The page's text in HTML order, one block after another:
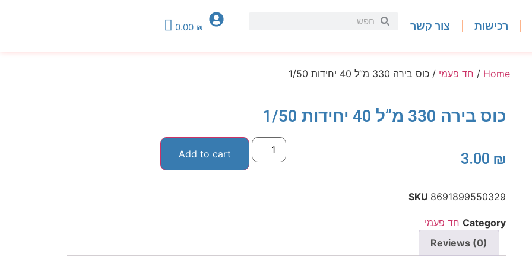
רכישות צור קשר 0.00 ₪
Home
/ חד פעמי / כוס בירה 330 מ”ל 40 יחידות 1/50
כוס בירה 330 מ”ל 40 יחידות 1/50
3.00 ₪
Add to cart
SKU 8691899550329
Category חד פעמי
Reviews (0)